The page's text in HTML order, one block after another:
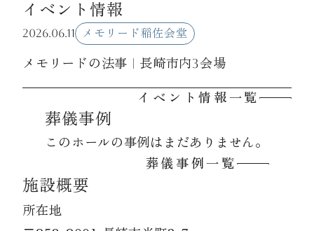
資料請求
イベント情報
2026.06.11 メモリード稲佐会堂
メモリードの法事 | 長崎市内3会場
イベント情報一覧
葬儀事例
このホールの事例はまだありません。
葬儀事例一覧
施設概要
所在地